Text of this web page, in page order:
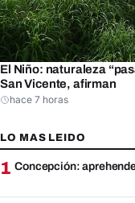
El Niño: naturaleza
San Vicente, afirman
hace 7 horas
LO MAS LEIDO
1 Concepción: